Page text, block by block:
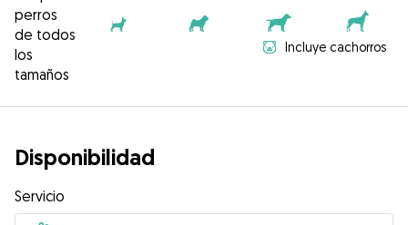
perros
de todos
los
tamaños
Incluye cachorros
Disponibilidad
Servicio